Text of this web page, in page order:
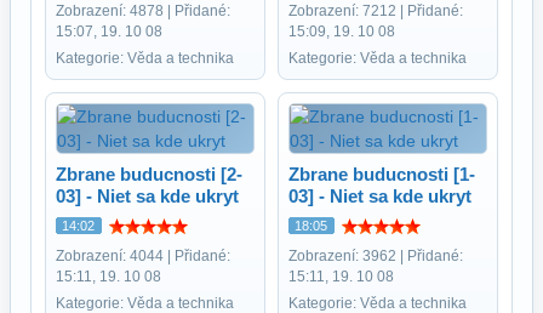
Zobrazení: 4878 | Přidané:
15:07, 19. 10 08
Kategorie: Věda a technika
Zobrazení: 7212 | Přidané:
15:09, 19. 10 08
Kategorie: Věda a technika
Zbrane buducnosti [2-
03] - Niet sa kde ukryt
14:02
Zobrazení: 4044 | Přidané:
15:11, 19. 10 08
Kategorie: Věda a technika
Zbrane buducnosti [1-
03] - Niet sa kde ukryt
18:05
Zobrazení: 3962 | Přidané:
15:11, 19. 10 08
Kategorie: Věda a technika